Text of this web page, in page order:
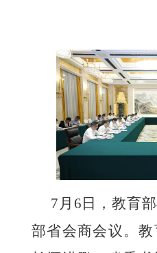
7月6日，教育
部省会商会议。